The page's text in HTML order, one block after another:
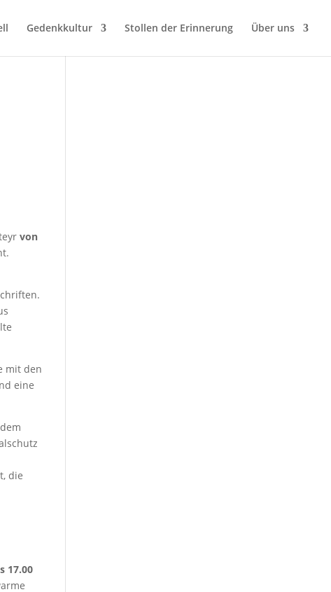
Gedenkkultur Stollen der Erinnerung Über uns
von
mit den
eine
die
17.00